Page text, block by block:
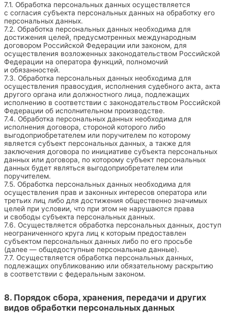
7.1. Обработка персональных данных осуществляется
с согласия субъекта персональных данных на обработку его
персональных данных.
7.2. Обработка персональных данных необходима для
достижения целей, предусмотренных международным
договором Российской Федерации или законом, для
осуществления возложенных законодательством Российской
Федерации на оператора функций, полномочий
и обязанностей.
7.3. Обработка персональных данных необходима для
осуществления правосудия, исполнения судебного акта, акта
другого органа или должностного лица, подлежащих
исполнению в соответствии с законодательством Российской
Федерации об исполнительном производстве.
7.4. Обработка персональных данных необходима для
исполнения договора, стороной которого либо
выгодоприобретателем или поручителем по которому
является субъект персональных данных, а также для
заключения договора по инициативе субъекта персональных
данных или договора, по которому субъект персональных
данных будет являться выгодоприобретателем или
поручителем.
7.5. Обработка персональных данных необходима для
осуществления прав и законных интересов оператора или
третьих лиц либо для достижения общественно значимых
целей при условии, что при этом не нарушаются права
и свободы субъекта персональных данных.
7.6. Осуществляется обработка персональных данных, доступ
неограниченного круга лиц к которым предоставлен
субъектом персональных данных либо по его просьбе
(далее — общедоступные персональные данные).
7.7. Осуществляется обработка персональных данных,
подлежащих опубликованию или обязательному раскрытию
в соответствии с федеральным законом.
8. Порядок сбора, хранения, передачи и других
видов обработки персональных данных